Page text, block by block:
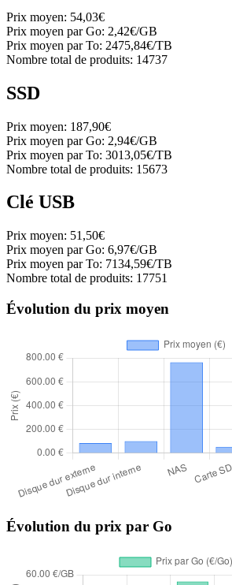
Prix moyen: 54,03€
Prix moyen par Go: 2,42€/GB
Prix moyen par To: 2475,84€/TB
Nombre total de produits: 14737
SSD
Prix moyen: 187,90€
Prix moyen par Go: 2,94€/GB
Prix moyen par To: 3013,05€/TB
Nombre total de produits: 15673
Clé USB
Prix moyen: 51,50€
Prix moyen par Go: 6,97€/GB
Prix moyen par To: 7134,59€/TB
Nombre total de produits: 17751
Évolution du prix moyen
Évolution du prix par Go